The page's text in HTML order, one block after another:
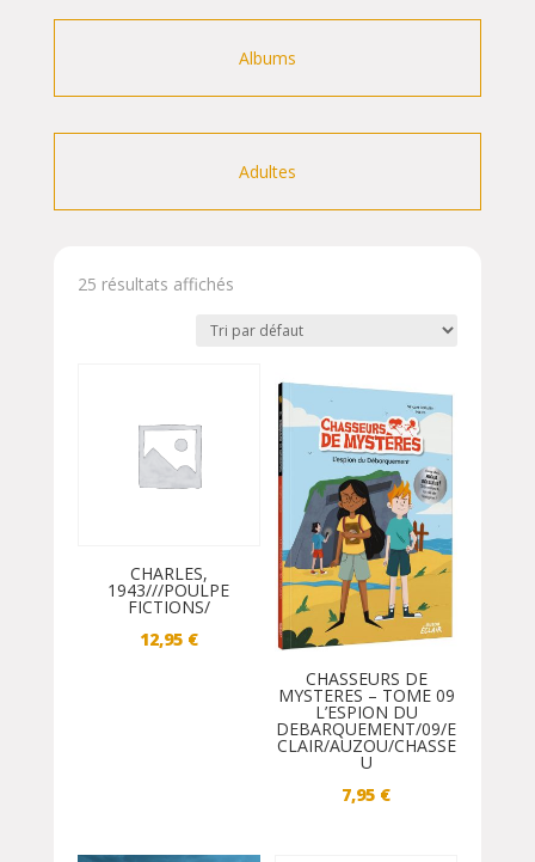
Albums
Adultes
25 résultats affichés
CHARLES,
1943///POULPE
FICTIONS/
12,95 €
CHASSEURS DE
MYSTERES – TOME 09
L’ESPION DU
DEBARQUEMENT/09/E
CLAIR/AUZOU/CHASSE
U
7,95 €